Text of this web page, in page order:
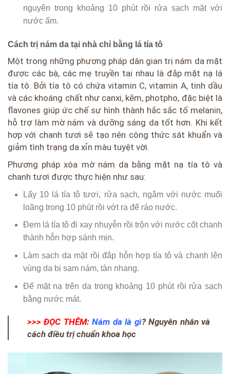
nguyên trong khoảng 10 phút rồi rửa sạch mặt với
nước ấm.
Cách trị nám da tại nhà chỉ bằng lá tía tô
Một trong những phương pháp dân gian trị nám da mặt
được các bà, các mẹ truyền tai nhau là đắp mặt nạ lá
tía tô. Bởi tía tô có chứa vitamin C, vitamin A, tinh dầu
và các khoáng chất như canxi, kẽm, photpho, đặc biệt là
flavones giúp ức chế sự hình thành hắc sắc tố melanin,
hỗ trợ làm mờ nám và dưỡng sáng da tốt hơn. Khi kết
hợp với chanh tươi sẽ tạo nên công thức sát khuẩn và
giảm tình trạng da xỉn màu tuyệt vời.
Phương pháp xóa mờ nám da bằng mặt nạ tía tô và
chanh tươi được thực hiện như sau:
Lấy 10 lá tía tô tươi, rửa sạch, ngâm với nước muối
loãng trong 10 phút rồi vớt ra để ráo nước.
Đem lá tía tô đi xay nhuyễn rồi trộn với nước cốt chanh
thành hỗn hợp sánh mịn.
Làm sạch da mặt rồi đắp hỗn hợp tía tô và chanh lên
vùng da bị sạm nám, tàn nhang.
Để mặt nạ trên da trong khoảng 10 phút rồi rửa sạch
bằng nước mát.
>>> ĐỌC THÊM:Nám da là gì? Nguyên nhân và
cách điều trị chuẩn khoa học